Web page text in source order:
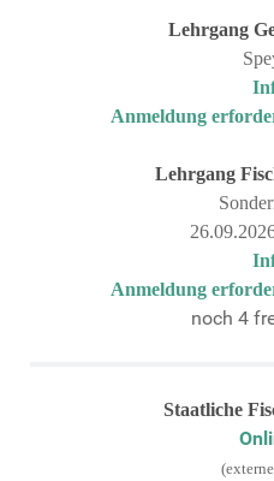
Lehrgang
Anmeldung
Lehrgang
Anmeldung
noch 4
Staatliche